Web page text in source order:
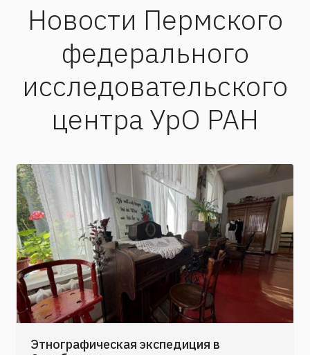
Новости Пермского
федерального
исследовательского
центра УрО РАН
Этнографическая экспедиция в